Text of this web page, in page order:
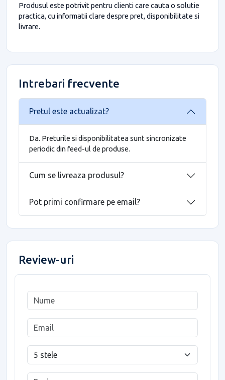
Produsul este potrivit pentru clienti care cauta o solutie
practica, cu informatii clare despre pret, disponibilitate si
livrare.
Intrebari frecvente
Pretul este actualizat?
Da. Preturile si disponibilitatea sunt sincronizate
periodic din feed-ul de produse.
Cum se livreaza produsul?
Pot primi confirmare pe email?
Review-uri